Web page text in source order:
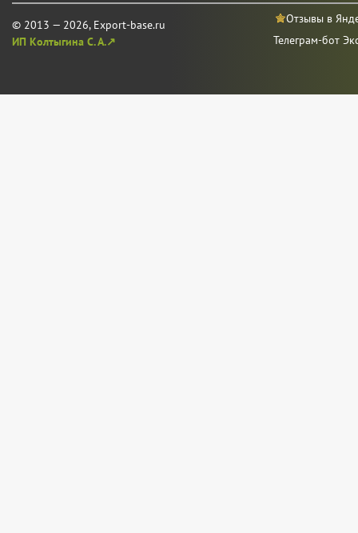
© 2013 — 2026, Export-base.ru
ИП Колтыгина С. А.↗
Отзывы в
Телеграм-бот